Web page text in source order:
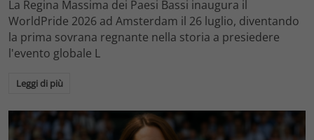
La Regina Massima dei Paesi Bassi inaugura il
WorldPride 2026 ad Amsterdam il 26 luglio, diventando
la prima sovrana regnante nella storia a presiedere
l'evento globale L
Leggi di più